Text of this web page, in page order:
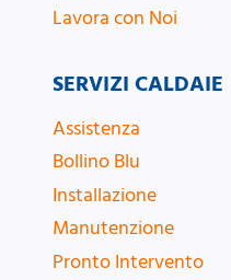
Lavora con Noi
SERVIZI CALDAIE
Assistenza
Bollino Blu
Installazione
Manutenzione
Pronto Intervento